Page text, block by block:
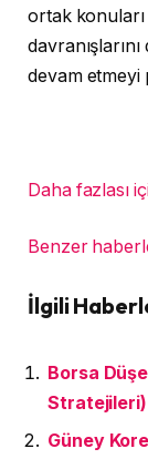
ortak konuları
devam etmeyi
Daha fazlası
Benzer
İlgili
Borsa
Stratejileri)
Güney